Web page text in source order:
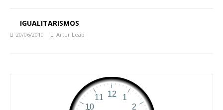
IGUALITARISMOS
20/06/2010 Artur Leão